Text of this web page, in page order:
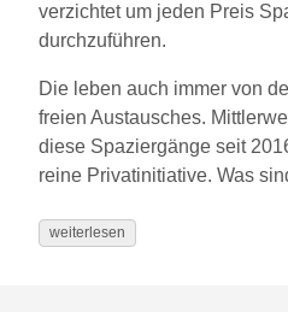
verzichtet um jeden Preis
durchzuführen.
Die leben auch immer von
freien Austausches.
diese Spaziergänge seit
reine Privatinitiative. Was
weiterlesen